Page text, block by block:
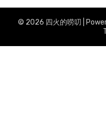
© 2026 四火的唠叨 |